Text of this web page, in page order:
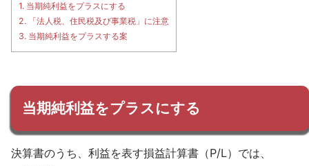
1. 当期純利益をプラスにする
2. 「法人税、住民税及び事業税」に注意
3. 当期純利益をプラスする案
当期純利益をプラスにする
決算書のうち、利益を表す損益計算書（P/L）では、